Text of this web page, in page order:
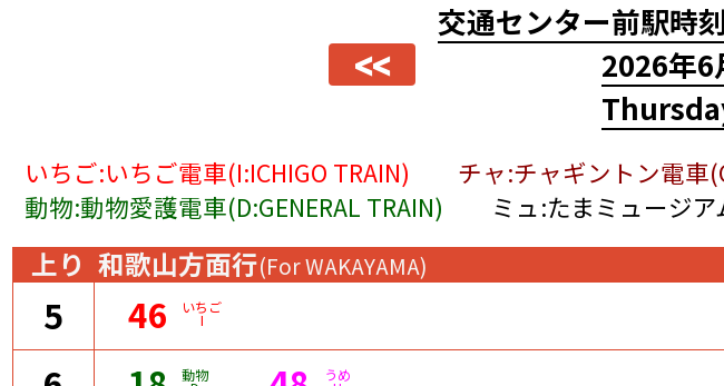
<<
交通センター前駅時
2026年6
いちご:いちご電車(I:ICHIGO TRAIN) チャ:チャギントン電車
動物:動物愛護電車(D:GENERAL TRAIN)
ミュ:たまミュージ
上り 和歌山方面行(For WAKAYAMA)
5 46 いちご
I
動物 うめ